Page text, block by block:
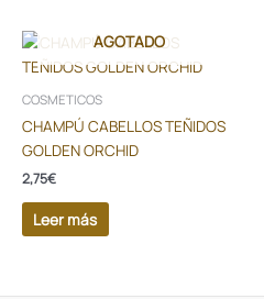
AGOTADO
COSMETICOS
CHAMPÚ CABELLOS TEÑIDOS
GOLDEN ORCHID
2,75€
Leer más